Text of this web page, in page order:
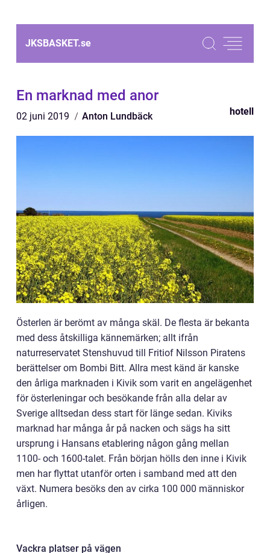
JKSBASKET.se
En marknad med anor
02 juni 2019 Anton Lundbäck hotell
Österlen är berömt av många skäl. De flesta är bekanta
med dess åtskilliga kännemärken; allt ifrån
naturreservatet Stenshuvud till Fritiof Nilsson Piratens
berättelser om Bombi Bitt. Allra mest känd är kanske
den årliga marknaden i Kivik som varit en angelägenhet
för österleningar och besökande från alla delar av
Sverige alltsedan dess start för länge sedan. Kiviks
marknad har många år på nacken och sägs ha sitt
ursprung i Hansans etablering någon gång mellan
1100- och 1600-talet. Från början hölls den inne i Kivik
men har flyttat utanför orten i samband med att den
växt. Numera besöks den av cirka 100 000 människor
årligen.
Vackra platser på vägen